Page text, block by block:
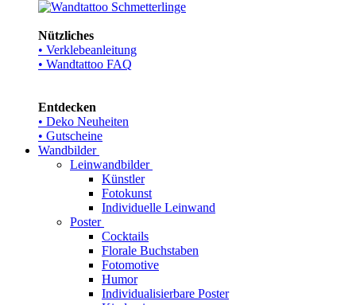
Nützliches
• Verklebeanleitung
• Wandtattoo FAQ
Entdecken
• Deko Neuheiten
• Gutscheine
Wandbilder
Leinwandbilder
Künstler
Fotokunst
Individuelle Leinwand
Poster
Cocktails
Florale Buchstaben
Fotomotive
Humor
Individualisierbare Poster